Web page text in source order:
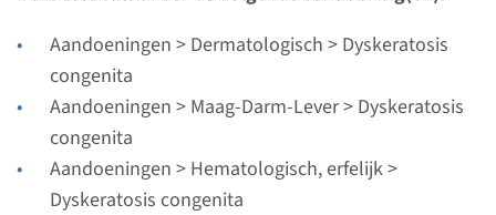
Aandoeningen > Dermatologisch > Dyskeratosis
congenita
Aandoeningen > Maag-Darm-Lever > Dyskeratosis
congenita
Aandoeningen > Hematologisch, erfelijk >
Dyskeratosis congenita
Doorlooptijd
Regulier: 2-3 maanden / Rapid: 15 werkdagen
Uitvoerend laboratorium
Radboudumc
Bekijk
Toevoegen